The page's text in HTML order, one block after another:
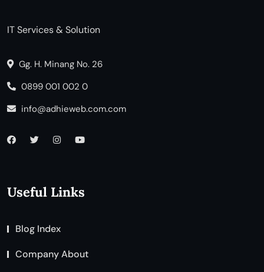
IT Services & Solution
Gg. H. Minang No. 26
0899 001 002 0
info@adhieweb.com.com
Useful Links
Blog Index
Company About